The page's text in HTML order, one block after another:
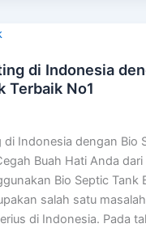
di Indonesia
Terbaik No1
di Indonesia dengan Bio
Buah Hati Anda
Bio Septic Tank
salah satu
di Indonesia. Pada